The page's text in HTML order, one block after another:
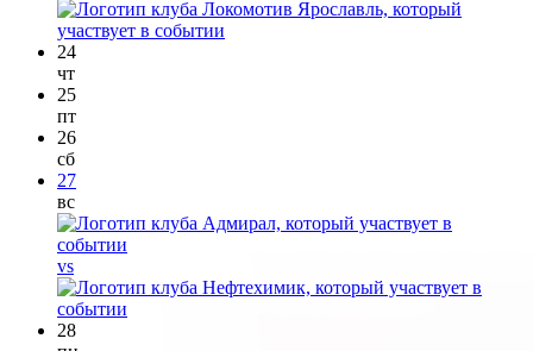
24
чт
25
пт
26
сб
27
вс
vs
28